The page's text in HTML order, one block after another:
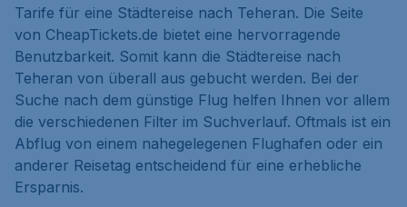
Tarife für eine Städtereise nach Teheran. Die Seite
von CheapTickets.de bietet eine hervorragende
Benutzbarkeit. Somit kann die Städtereise nach
Teheran von überall aus gebucht werden. Bei der
Suche nach dem günstige Flug helfen Ihnen vor allem
die verschiedenen Filter im Suchverlauf. Oftmals ist ein
Abflug von einem nahegelegenen Flughafen oder ein
anderer Reisetag entscheidend für eine erhebliche
Ersparnis.